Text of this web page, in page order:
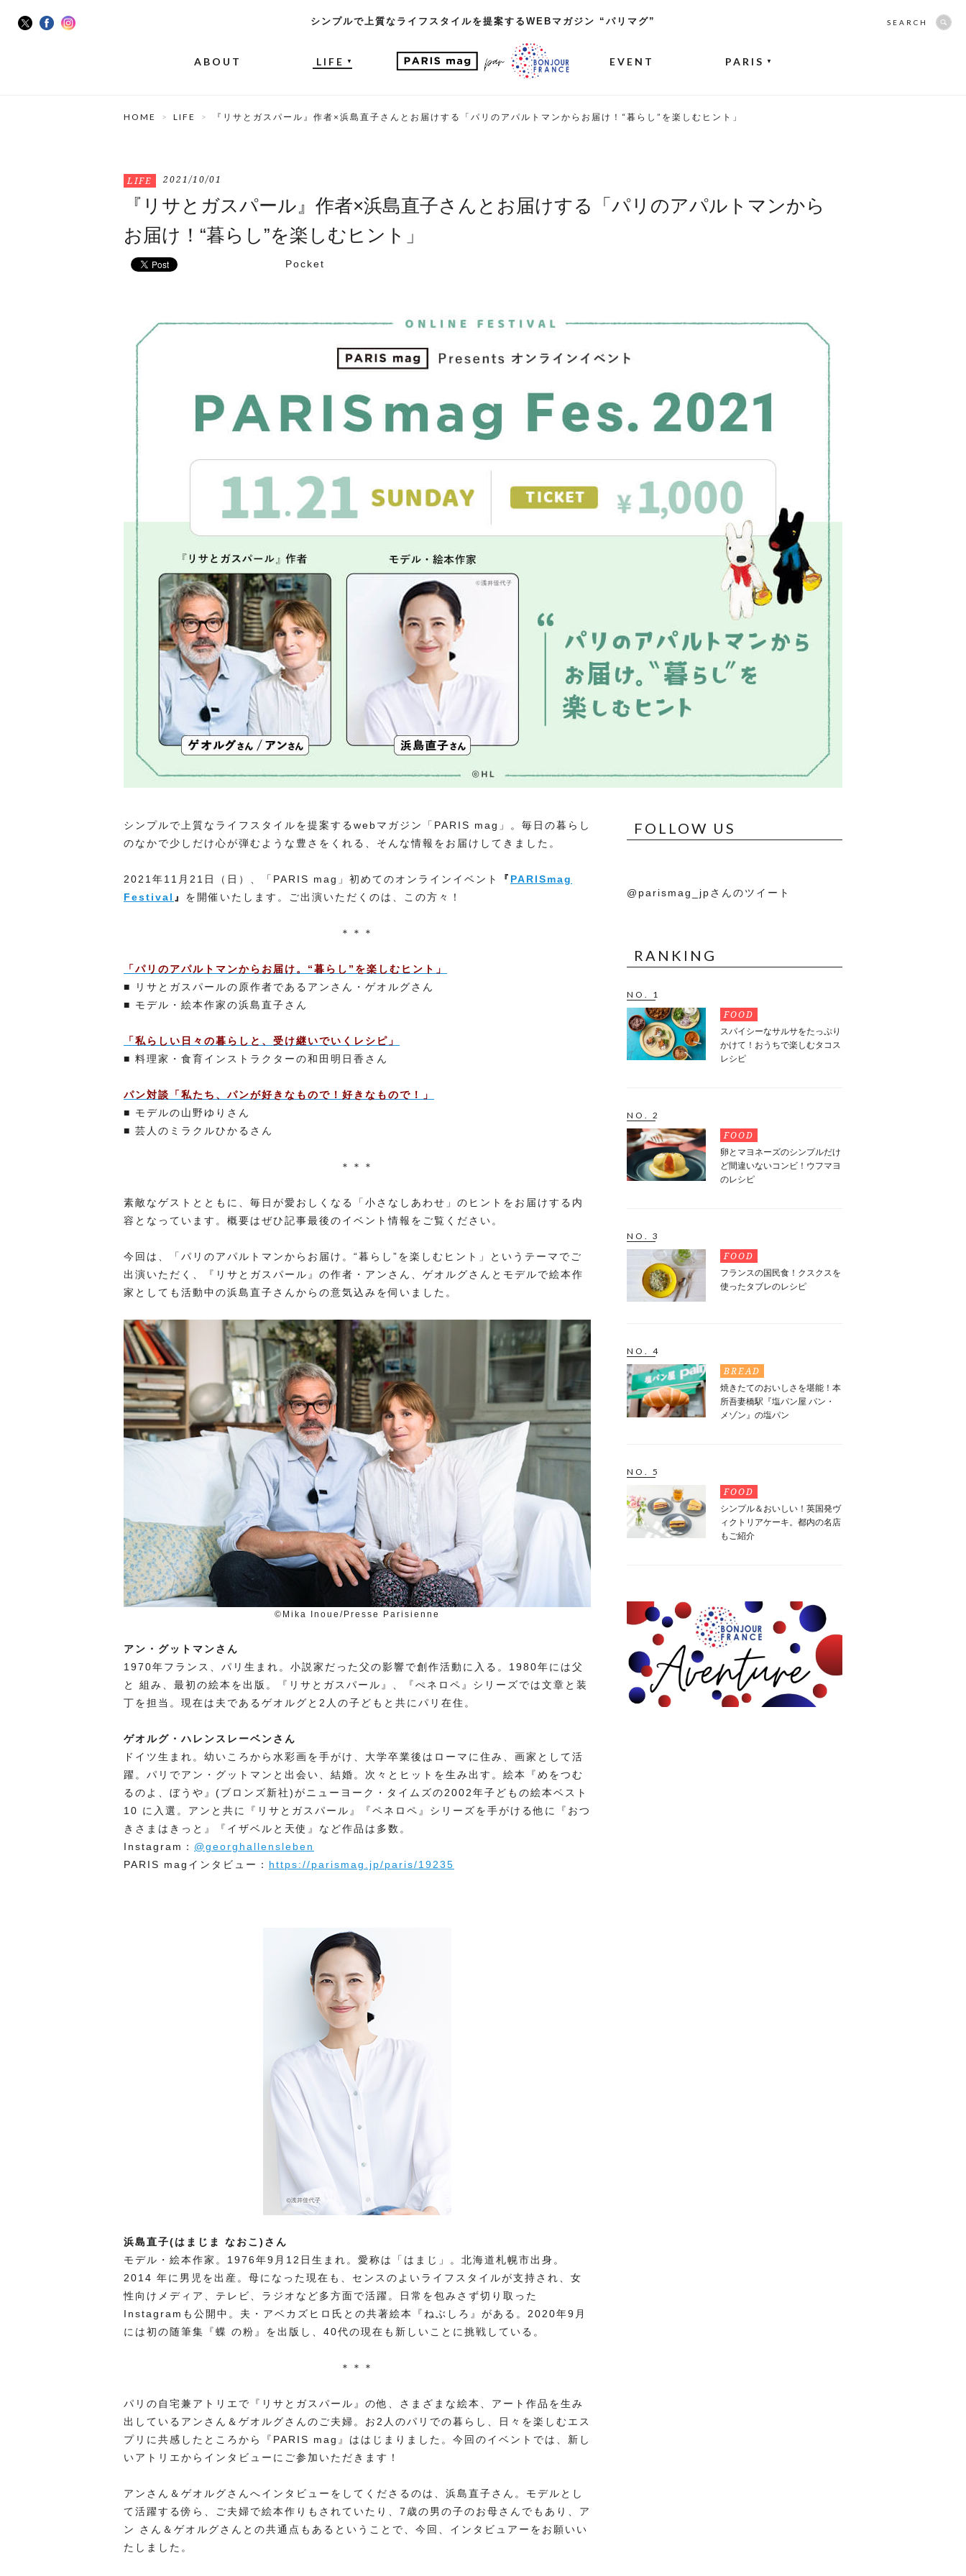
シンプルで上質なライフスタイルを提案するWEBマガジン “パリマグ”
ABOUT LIFE ▼ EVENT PARIS ▼
SEARCH
HOME LIFE 『リサとガスパール』作者×浜島直子さんとお届けする「パリのアパルトマンからお届け！“暮らし”を楽しむヒント」
LIFE 2021/10/01
『リサとガスパール』作者×浜島直子さんとお届けする「パリのアパルトマンから
お届け！“暮らし”を楽しむヒント」
Pocket
シンプルで上質なライフスタイルを提案するwebマガジン「PARIS mag」。毎日の暮らし
のなかで少しだけ心が弾むような豊さをくれる、そんな情報をお届けしてきました。
2021年11月21日（日）、「PARIS mag」初めてのオンラインイベント 『 PARISmag
Festival 』 を開催いたします。ご出演いただくのは、この方々！
＊＊＊
「パリのアパルトマンからお届け。“暮らし”を楽しむヒント」
■ リサとガスパールの原作者であるアンさん・ゲオルグさん
■ モデル・絵本作家の浜島直子さん
「私らしい日々の暮らしと、受け継いでいくレシピ」
■ 料理家・食育インストラクターの和田明日香さん
パン対談「私たち、パンが好きなもので！好きなもので！」
■ モデルの山野ゆりさん
■ 芸人のミラクルひかるさん
＊＊＊
素敵なゲストとともに、毎日が愛おしくなる「小さなしあわせ」のヒントをお届けする内
容となっています。概要はぜひ記事最後のイベント情報をご覧ください。
今回は、「パリのアパルトマンからお届け。“暮らし”を楽しむヒント」というテーマでご
出演いただく、『リサとガスパール』の作者・アンさん、ゲオルグさんとモデルで絵本作
家としても活動中の浜島直子さんからの意気込みを伺いました。
© Mika Inoue/Presse Parisienne
アン・グットマンさん
1970年フランス、パリ⽣まれ。⼩説家だった⽗の影響で創作活動に⼊る。1980年には⽗
と 組み、最初の絵本を出版。『リサとガスパール』、『ぺネロペ』シリーズでは⽂章と装
丁を担当。現在は夫であるゲオルグと2⼈の⼦どもと共にパリ在住。
ゲオルグ・ハレンスレーベンさん
ドイツ⽣まれ。幼いころから⽔彩画を⼿がけ、⼤学卒業後はローマに住み、画家として活
躍。パリでアン・グットマンと出会い、結婚。次々とヒットを⽣み出す。絵本『めをつむ
るのよ、ぼうや』(ブロンズ新社)がニューヨーク・タイムズの2002年⼦どもの絵本ベスト
10 に⼊選。アンと共に『リサとガスパール』『ペネロペ』シリーズを⼿がける他に『おつ
きさまはきっと』『イザベルと天使』など作品は多数。
Instagram： @georghallensleben
PARIS magインタビュー： https://parismag.jp/paris/19235
浜島直⼦(はまじま なおこ)さん
モデル・絵本作家。1976年9⽉12⽇⽣まれ。愛称は「はまじ」。北海道札幌市出⾝。
2014 年に男児を出産。⺟になった現在も、センスのよいライフスタイルが⽀持され、⼥
性向けメディア、テレビ、ラジオなど多⽅⾯で活躍。⽇常を包みさず切り取った
Instagramも公開中。夫・アベカズヒロ⽒との共著絵本『ねぶしろ』がある。2020年9⽉
には初の随筆集『蝶 の粉』を出版し、40代の現在も新しいことに挑戦している。
＊＊＊
パリの⾃宅兼アトリエで『リサとガスパール』の他、さまざまな絵本、アート作品を⽣み
出しているアンさん＆ゲオルグさんのご夫婦。お2⼈のパリでの暮らし、⽇々を楽しむエス
プリに共感したところから『PARIS mag』ははじまりました。今回のイベントでは、新し
いアトリエからインタビューにご参加いただきます！
アンさん＆ゲオルグさんへインタビューをしてくださるのは、浜島直⼦さん。モデルとし
て活躍する傍ら、ご夫婦で絵本作りもされていたり、7歳の男の⼦のお⺟さんでもあり、ア
ン さん＆ゲオルグさんとの共通点もあるということで、今回、インタビュアーをお願いい
たしました。
FOLLOW US
@parismag_jpさんのツイート
RANKING
NO. 1
FOOD
スパイシーなサルサをたっぷり
かけて！おうちで楽しむタコス
レシピ
NO. 2
FOOD
卵とマヨネーズのシンプルだけ
ど間違いないコンビ！ウフマヨ
のレシピ
NO. 3
FOOD
フランスの国民食！クスクスを
使ったタブレのレシピ
NO. 4
BREAD
焼きたてのおいしさを堪能！本
所吾妻橋駅『塩パン屋 パン・
メゾン』の塩パン
NO. 5
FOOD
シンプル＆おいしい！英国発ヴ
ィクトリアケーキ。都内の名店
もご紹介